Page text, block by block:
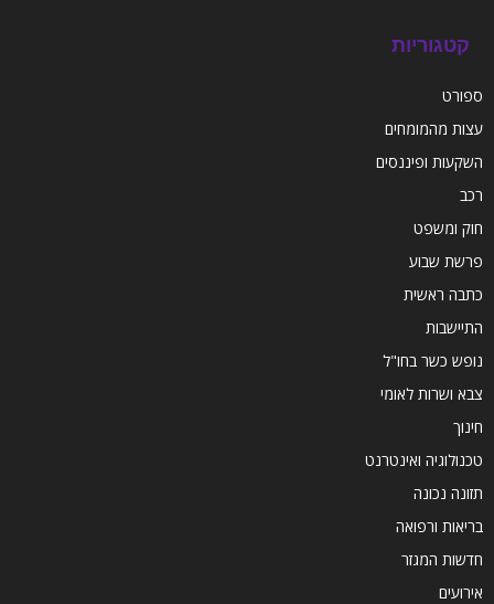
קטגוריות
ספורט
עצות מהמומחים
השקעות ופיננסים
רכב
חוק ומשפט
פרשת שבוע
כתבה ראשית
התיישבות
נופש כשר בחו"ל
צבא ושרות לאומי
חינוך
טכנולוגיה ואינטרנט
תזונה נכונה
בריאות ורפואה
חדשות המגזר
אירועים